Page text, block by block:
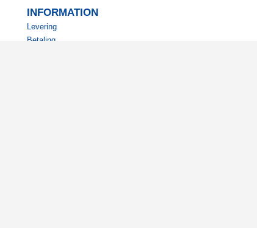
INFORMATION
Levering
Betaling